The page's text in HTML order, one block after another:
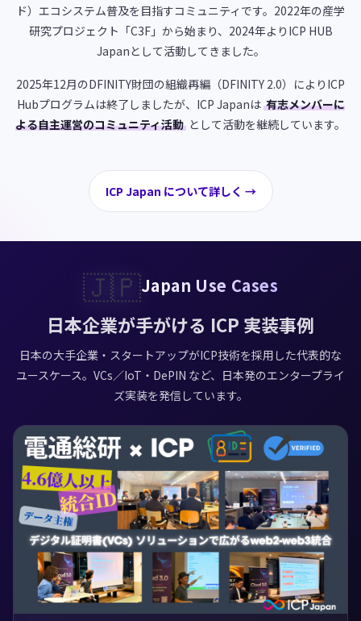
ド）エコシステム普及を目指すコミュニティです。2022年の産学
研究プロジェクト「C3F」から始まり、2024年よりICP HUB
Japanとして活動してきました。
2025年12月のDFINITY財団の組織再編（DFINITY 2.0）によりICP
Hubプログラムは終了しましたが、ICP Japanは 有志メンバーに
よる自主運営のコミュニティ活動 として活動を継続しています。
ICP Japan について詳しく →
🇯🇵Japan Use Cases
日本企業が手がける ICP 実装事例
日本の大手企業・スタートアップがICP技術を採用した代表的な
ユースケース。VCs／IoT・DePIN など、日本発のエンタープライ
ズ実装を発信しています。